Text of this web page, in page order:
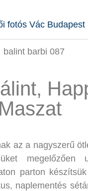
Maszat
az a nagyszerű
megelőzően
parton
naplementés